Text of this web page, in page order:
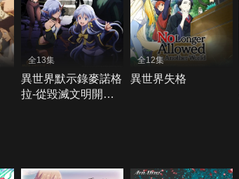
全13集
異世界默示錄麥諾格
拉-從毀滅文明開始
全12集
異世界失格